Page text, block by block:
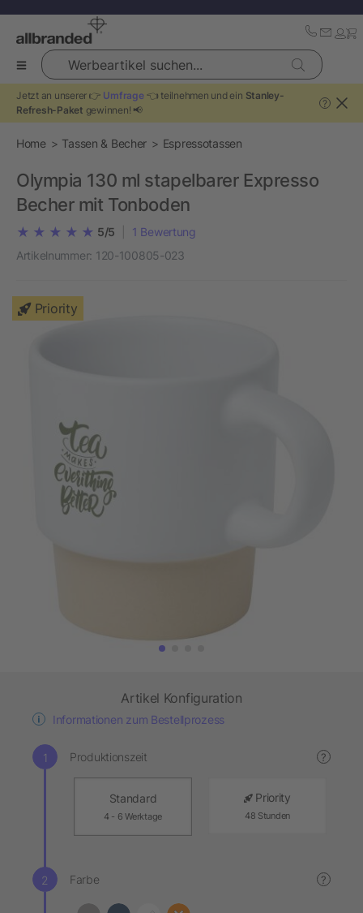
Werbeartikel suchen...
Jetzt an unserer 👉 Umfrage👈 teilnehmen und ein Stanley-
Refresh-Paket gewinnen! 📢
?
Home Tassen & Becher Espressotassen
Olympia 130 ml stapelbarer Expresso
Becher mit Tonboden
5/5 1 Bewertung
Artikelnummer: 120-100805-023
Priority
Artikel Konfiguration
Informationen zum Bestellprozess
Produktionszeit ?
Standard
4 - 6 Werktage
Priority
48 Stunden
Farbe ?